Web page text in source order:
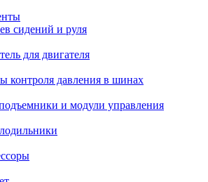
сидений и руля
для двигателя
контроля давления в шинах
и модули управления